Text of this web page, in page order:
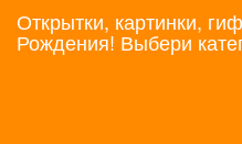
Открытки, картинки,
Рождения! Выбери